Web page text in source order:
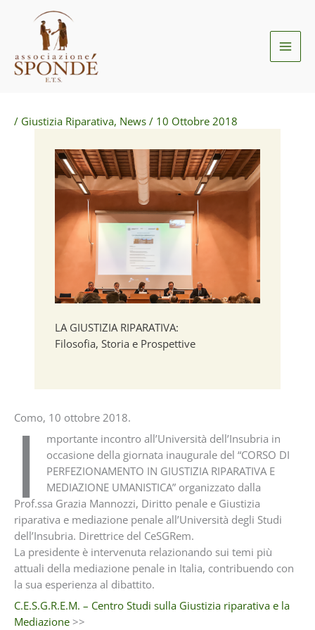
contenuto
/ Giustizia Riparativa, News / 10 Ottobre 2018
LA GIUSTIZIA RIPARATIVA:
Filosofia, Storia e Prospettive
Como, 10 ottobre 2018.
I
mportante incontro all’Università dell’Insubria in
occasione della giornata inaugurale del “CORSO DI
PERFEZIONAMENTO IN GIUSTIZIA RIPARATIVA E
MEDIAZIONE UMANISTICA” organizzato dalla
Prof.ssa Grazia Mannozzi, Diritto penale e Giustizia
riparativa e mediazione penale all’Università degli Studi
dell’Insubria. Direttrice del CeSGRem.
La presidente è intervenuta relazionando sui temi più
attuali della mediazione penale in Italia, contribuendo con
la sua esperienza al dibattito.
C.E.S.G.R.E.M. – Centro Studi sulla Giustizia riparativa e la
Mediazione >>